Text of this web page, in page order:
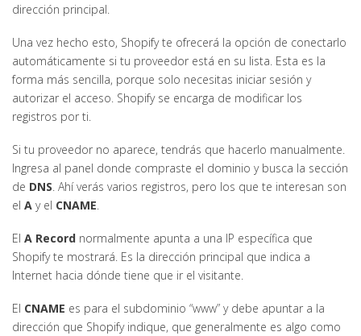
dirección principal.
Una vez hecho esto, Shopify te ofrecerá la opción de conectarlo
automáticamente si tu proveedor está en su lista. Esta es la
forma más sencilla, porque solo necesitas iniciar sesión y
autorizar el acceso. Shopify se encarga de modificar los
registros por ti.
Si tu proveedor no aparece, tendrás que hacerlo manualmente.
Ingresa al panel donde compraste el dominio y busca la sección
de DNS. Ahí verás varios registros, pero los que te interesan son
el A y el CNAME.
El A Record normalmente apunta a una IP específica que
Shopify te mostrará. Es la dirección principal que indica a
Internet hacia dónde tiene que ir el visitante.
El CNAME es para el subdominio “www” y debe apuntar a la
dirección que Shopify indique, que generalmente es algo como